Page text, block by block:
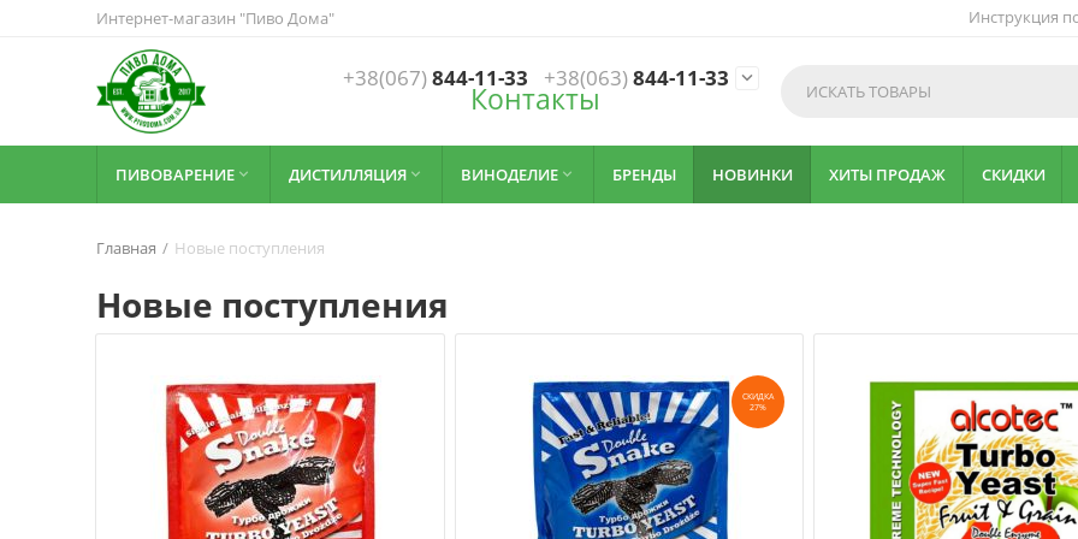
Интернет-магазин "Пиво Дома" Инструкция
+38(067)844-11-33 +38(063)844-11-33 
Контакты
ПИВОВАРЕНИЕ  ДИСТИЛЛЯЦИЯ  ВИНОДЕЛИЕ  БРЕНДЫ НОВИНКИ ХИТЫ ПРОДАЖ СКИДКИ
Главная / Новые поступления
Новые поступления
СКИДКА
27%